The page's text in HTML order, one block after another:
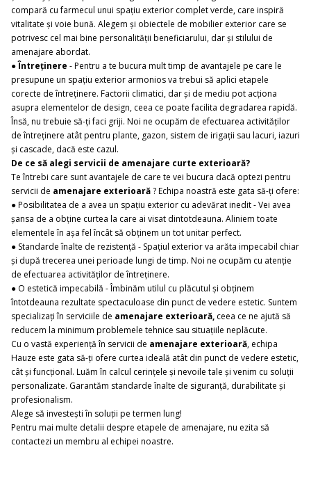
compară cu farmecul unui spațiu exterior complet verde, care inspiră
vitalitate și voie bună. Alegem și obiectele de mobilier exterior care se
potrivesc cel mai bine personalității beneficiarului, dar și stilului de
amenajare abordat.
●Întreținere - Pentru a te bucura mult timp de avantajele pe care le
presupune un spațiu exterior armonios va trebui să aplici etapele
corecte de întreținere. Factorii climatici, dar și de mediu pot acționa
asupra elementelor de design, ceea ce poate facilita degradarea rapidă.
Însă, nu trebuie să-ți faci griji. Noi ne ocupăm de efectuarea activităților
de întreținere atât pentru plante, gazon, sistem de irigații sau lacuri, iazuri
și cascade, dacă este cazul.
De ce să alegi servicii de amenajare curte exterioară?
Te întrebi care sunt avantajele de care te vei bucura dacă optezi pentru
servicii de amenajare exterioară? Echipa noastră este gata să-ți ofere:
● Posibilitatea de a avea un spațiu exterior cu adevărat inedit - Vei avea
șansa de a obține curtea la care ai visat dintotdeauna. Aliniem toate
elementele în așa fel încât să obținem un tot unitar perfect.
● Standarde înalte de rezistență - Spațiul exterior va arăta impecabil chiar
și după trecerea unei perioade lungi de timp. Noi ne ocupăm cu atenție
de efectuarea activităților de întreținere.
● O estetică impecabilă - Îmbinăm utilul cu plăcutul și obținem
întotdeauna rezultate spectaculoase din punct de vedere estetic. Suntem
specializați în serviciile de amenajare exterioară, ceea ce ne ajută să
reducem la minimum problemele tehnice sau situațiile neplăcute.
Cu o vastă experiență în servicii de amenajare exterioară, echipa
Hauze este gata să-ți ofere curtea ideală atât din punct de vedere estetic,
cât și funcțional. Luăm în calcul cerințele și nevoile tale și venim cu soluții
personalizate. Garantăm standarde înalte de siguranță, durabilitate și
profesionalism.
Alege să investești în soluții pe termen lung!
Pentru mai multe detalii despre etapele de amenajare, nu ezita să
contactezi un membru al echipei noastre.